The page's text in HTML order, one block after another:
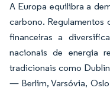
A Europa equilibra a
carbono. Regulamentos
financeiras a
nacionais de energia
tradicionais como
— Berlim, Varsóvia,